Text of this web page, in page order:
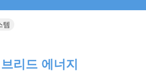
템
리드 에너지